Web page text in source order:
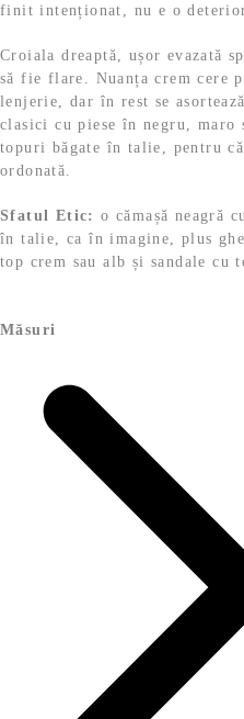
l
e
i
.
i
.
finit intenționat, nu e o
Croiala dreaptă, ușor evazată
să fie flare. Nuanța crem cere
lenjerie, dar în rest se
clasici cu piese în negru, maro
topuri băgate în talie, pentru
ordonată.
Sfatul Etic: o cămașă neagră
în talie, ca în imagine, plus
top crem sau alb și sandale cu
Măsuri